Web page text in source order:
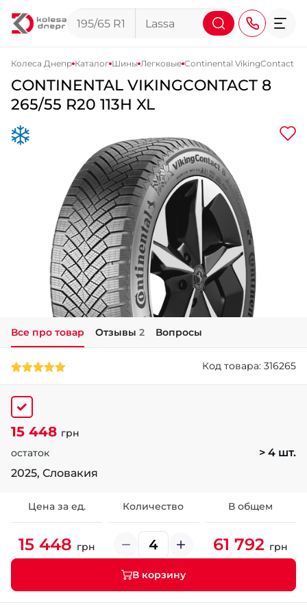
+38 (067) 113-44-44
+38 (095) 276-44-44
+38 (067) 911-14-14
- на Щепкина
+38 (098) 911-911-0
- на Тополе
+38 (098) 911-911-4
- на Калиновой
+38 (077) 7-184-184
- Донецкое шоссе
+38 (050)-911-911-2
+38 (099)-643-33-77
Колеса Днепр Каталог Шины Легковые Continental VikingContact 8
CONTINENTAL VIKINGCONTACT 8
265/55 R20 113H XL
Все про товар Отзывы 2 Вопросы
Код товара: 316265
15 448 грн
остаток
> 4 шт.
2025, Словакия
Цена за ед. Количество В общем
15 448 грн 61 792 грн
В корзину